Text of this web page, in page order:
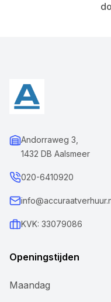
Andorraweg 3,
1432 DB Aalsmeer
020-6410920
KVK: 33079086
Openingstijden
Maandag